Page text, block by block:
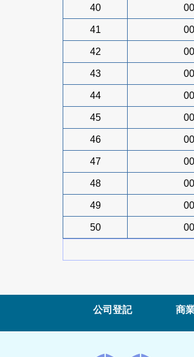
40
41
42
43
44
45
46
47
48
49
50
公司登記 商